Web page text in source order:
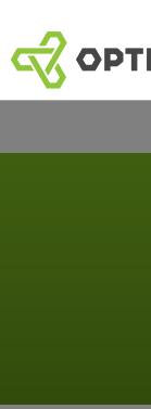
ン
テ
ン